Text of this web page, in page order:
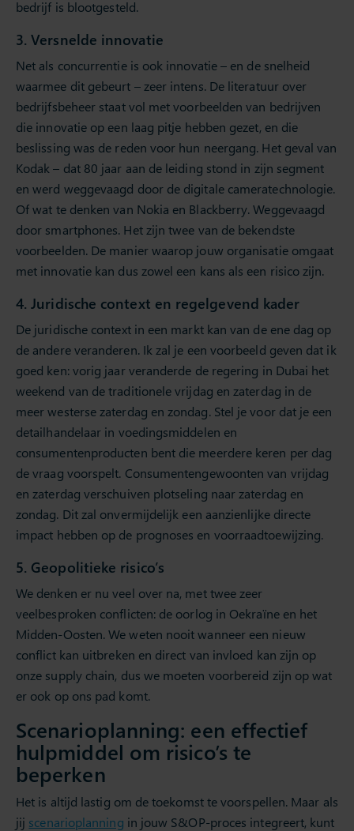
bedrijf is blootgesteld.
3. Versnelde innovatie
Net als concurrentie is ook innovatie – en de snelheid
waarmee dit gebeurt – zeer intens. De literatuur over
bedrijfsbeheer staat vol met voorbeelden van bedrijven
die innovatie op een laag pitje hebben gezet, en die
beslissing was de reden voor hun neergang. Het geval van
Kodak – dat 80 jaar aan de leiding stond in zijn segment
en werd weggevaagd door de digitale cameratechnologie.
Of wat te denken van Nokia en Blackberry. Weggevaagd
door smartphones. Het zijn twee van de bekendste
voorbeelden. De manier waarop jouw organisatie omgaat
met innovatie kan dus zowel een kans als een risico zijn.
4. Juridische context en regelgevend kader
De juridische context in een markt kan van de ene dag op
de andere veranderen. Ik zal je een voorbeeld geven dat ik
goed ken: vorig jaar veranderde de regering in Dubai het
weekend van de traditionele vrijdag en zaterdag in de
meer westerse zaterdag en zondag. Stel je voor dat je een
detailhandelaar in voedingsmiddelen en
consumentenproducten bent die meerdere keren per dag
de vraag voorspelt. Consumentengewoonten van vrijdag
en zaterdag verschuiven plotseling naar zaterdag en
zondag. Dit zal onvermijdelijk een aanzienlijke directe
impact hebben op de prognoses en voorraadtoewijzing.
5. Geopolitieke risico’s
We denken er nu veel over na, met twee zeer
veelbesproken conflicten: de oorlog in Oekraïne en het
Midden-Oosten. We weten nooit wanneer een nieuw
conflict kan uitbreken en direct van invloed kan zijn op
onze supply chain, dus we moeten voorbereid zijn op wat
er ook op ons pad komt.
Scenarioplanning: een effectief
hulpmiddel om risico’s te
beperken
Het is altijd lastig om de toekomst te voorspellen. Maar als
jij scenarioplanning in jouw S&OP-proces integreert, kunt